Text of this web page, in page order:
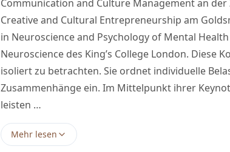
Communication and Culture Management an
Creative and Cultural Entrepreneurship am
in Neuroscience and Psychology of Mental
Neuroscience des King’s College London.
isoliert zu betrachten. Sie ordnet individuelle
Zusammenhänge ein. Im Mittelpunkt ihrer
leisten …
Mehr lesen